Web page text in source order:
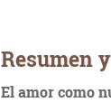
Resumen
El amor como